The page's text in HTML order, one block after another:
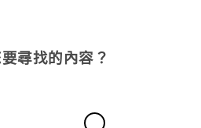
尋找的內容？